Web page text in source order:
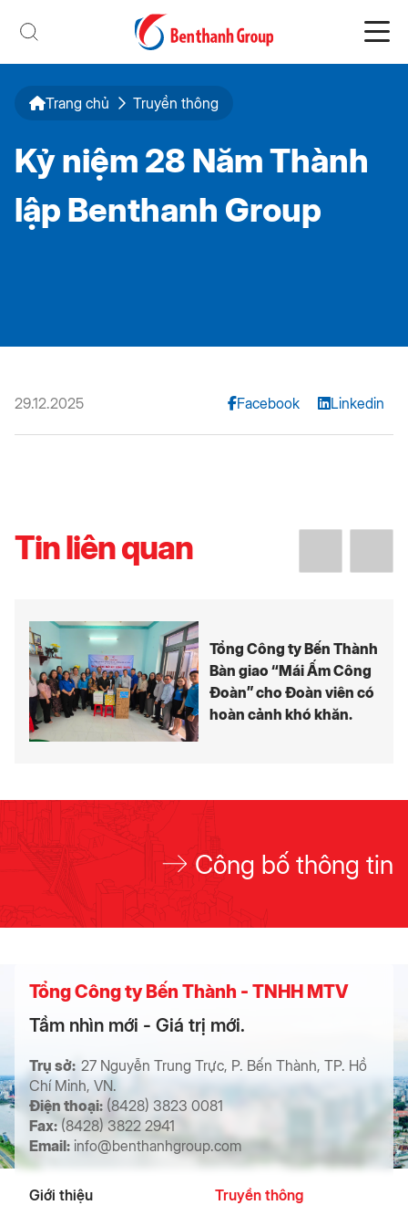
Trang chủ Truyền thông
Kỷ niệm 28 Năm Thành
lập Benthanh Group
29.12.2025 Facebook Linkedin
Tin liên quan
Tổng Công ty Bến Thành
Bàn giao “Mái Ấm Công
Đoàn” cho Đoàn viên có
hoàn cảnh khó khăn.
Công bố thông tin
Tổng Công ty Bến Thành - TNHH MTV
Tầm nhìn mới - Giá trị mới.
Trụ sở: 27 Nguyễn Trung Trực, P. Bến Thành, TP. Hồ
Chí Minh, VN.
Điện thoại: (8428) 3823 0081
Fax:(8428) 3822 2941
Email: info@benthanhgroup.com
Giới thiệu
Truyền thông